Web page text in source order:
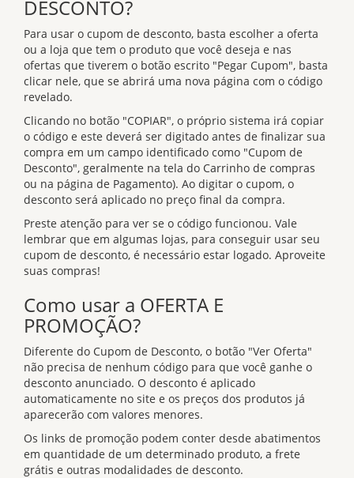
DESCONTO?
Para usar o cupom de desconto, basta escolher a oferta
ou a loja que tem o produto que você deseja e nas
ofertas que tiverem o botão escrito "Pegar Cupom", basta
clicar nele, que se abrirá uma nova página com o código
revelado.
Clicando no botão "COPIAR", o próprio sistema irá copiar
o código e este deverá ser digitado antes de finalizar sua
compra em um campo identificado como "Cupom de
Desconto", geralmente na tela do Carrinho de compras
ou na página de Pagamento). Ao digitar o cupom, o
desconto será aplicado no preço final da compra.
Preste atenção para ver se o código funcionou. Vale
lembrar que em algumas lojas, para conseguir usar seu
cupom de desconto, é necessário estar logado. Aproveite
suas compras!
Como usar a OFERTA E
PROMOÇÃO?
Diferente do Cupom de Desconto, o botão "Ver Oferta"
não precisa de nenhum código para que você ganhe o
desconto anunciado. O desconto é aplicado
automaticamente no site e os preços dos produtos já
aparecerão com valores menores.
Os links de promoção podem conter desde abatimentos
em quantidade de um determinado produto, a frete
grátis e outras modalidades de desconto.